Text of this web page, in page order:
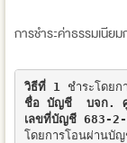
การชำระค่าธรรมเนีย
วิธีที่ 1
ชื่อ บัญชี  บจก. ศู
เลขที่บัญชี 683-2-
โดยการโอนผ่านบั